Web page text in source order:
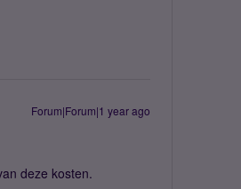
Forum|Forum|1 year ago
deze kosten.